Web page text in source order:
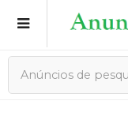
Publique o seu